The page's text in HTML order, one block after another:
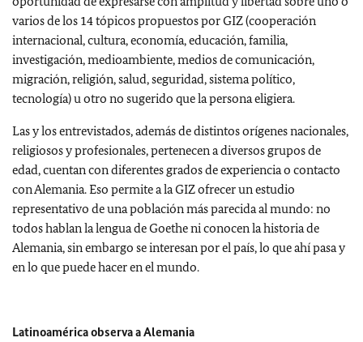
varios de los 14 tópicos propuestos por GIZ (cooperación
internacional, cultura, economía, educación, familia,
investigación, medioambiente, medios de comunicación,
migración, religión, salud, seguridad, sistema político,
tecnología) u otro no sugerido que la persona eligiera.
Las y los entrevistados, además de distintos orígenes nacionales,
religiosos y profesionales, pertenecen a diversos grupos de
edad, cuentan con diferentes grados de experiencia o contacto
con Alemania. Eso permite a la GIZ ofrecer un estudio
representativo de una población más parecida al mundo: no
todos hablan la lengua de Goethe ni conocen la historia de
Alemania, sin embargo se interesan por el país, lo que ahí pasa y
en lo que puede hacer en el mundo.
Latinoamérica observa a Alemania